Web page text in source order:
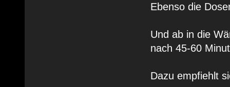
Ebenso die
Und ab in die
nach 45-60
Dazu empfiehlt